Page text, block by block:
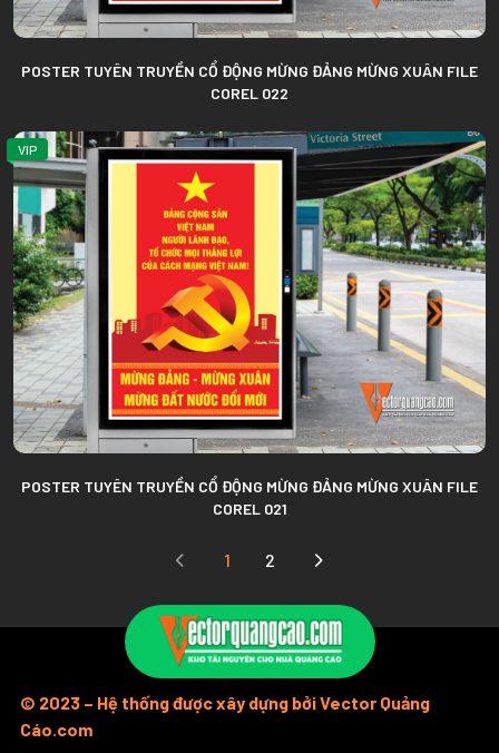
POSTER TUYÊN TRUYỀN CỔ ĐỘNG MỪNG ĐẢNG MỪNG XUÂN FILE
COREL 022
VIP
POSTER TUYÊN TRUYỀN CỔ ĐỘNG MỪNG ĐẢNG MỪNG XUÂN FILE
COREL 021
1 2
© 2023 – Hệ thống được xây dựng bởi Vector Quảng
Cáo.com